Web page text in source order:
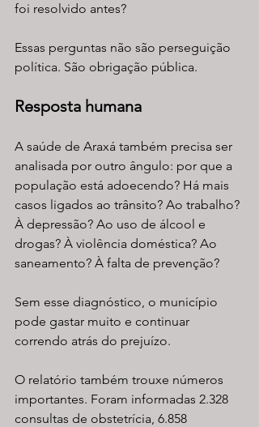
foi resolvido antes?
Essas perguntas não são perseguição
política. São obrigação pública.
Resposta humana
A saúde de Araxá também precisa ser
analisada por outro ângulo: por que a
população está adoecendo? Há mais
casos ligados ao trânsito? Ao trabalho?
À depressão? Ao uso de álcool e
drogas? À violência doméstica? Ao
saneamento? À falta de prevenção?
Sem esse diagnóstico, o município
pode gastar muito e continuar
correndo atrás do prejuízo.
O relatório também trouxe números
importantes. Foram informadas 2.328
consultas de obstetrícia, 6.858